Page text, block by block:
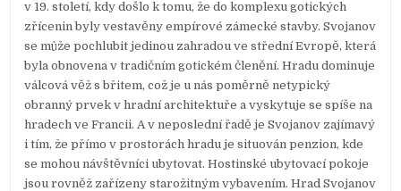
v 19. století, kdy došlo k tomu, že do komplexu gotických
zřícenin byly vestavěny empírové zámecké stavby. Svojanov
se může pochlubit jedinou zahradou ve střední Evropě, která
byla obnovena v tradičním gotickém členění. Hradu dominuje
válcová věž s břitem, což je u nás poměrně netypický
obranný prvek v hradní architektuře a vyskytuje se spíše na
hradech ve Francii. A v neposlední řadě je Svojanov zajímavý
i tím, že přímo v prostorách hradu je situován penzion, kde
se mohou návštěvníci ubytovat. Hostinské ubytovací pokoje
jsou rovněž zařízeny starožitným vybavením. Hrad Svojanov